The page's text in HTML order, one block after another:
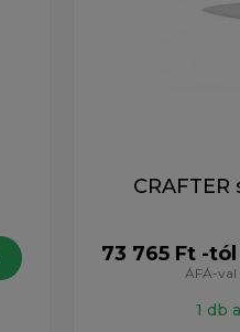
73 765 Ft -tól
ÁFÁ-val
1 db